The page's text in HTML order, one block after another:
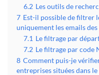
6.2 Les outils de
7 Est-il possible de filtrer
uniquement les emails
7.1 Le filtrage par
7.2 Le filtrage par code
8 Comment puis-je
entreprises situées dans le